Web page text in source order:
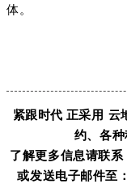
体。
紧跟时代 正采用 云
约、各
了解更多信息请联系
或发送电子邮件至：